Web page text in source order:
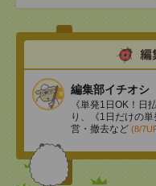
編集部イチオシ
《単発1日OK！日
り、《1日だけの
営・撤去など (8/